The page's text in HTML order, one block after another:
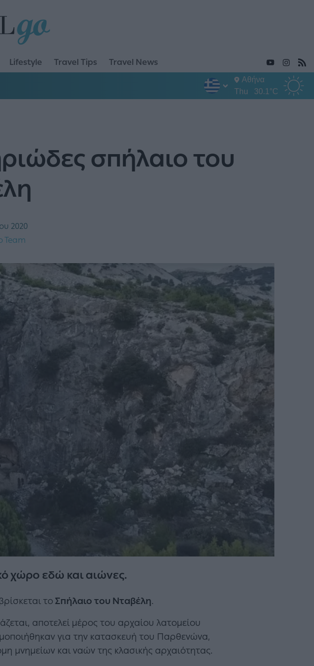
Lifestyle Travel Tips Travel News
Αθήνα
Thu
30.1°C
σπήλαιο του
2020
Team
χώρο εδώ και αιώνες.
τοΣπήλαιο του Νταβέλη.
αποτελεί μέρος του αρχαίου λατομείου
για την κατασκευή του Παρθενώνα,
μνημείων και ναών της κλασικής αρχαιότητας.